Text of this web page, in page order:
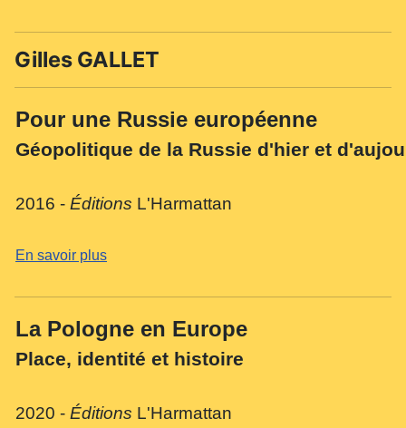
Gilles GALLET
Pour une Russie européenne
Géopolitique de la Russie d'hier et
2016 - Éditions L'Harmattan
En savoir plus
La Pologne en Europe
Place, identité et histoire
2020 - Éditions L'Harmattan